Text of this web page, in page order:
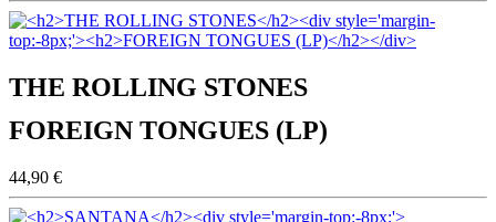
THE ROLLING STONES
FOREIGN TONGUES (LP)
44,90 €